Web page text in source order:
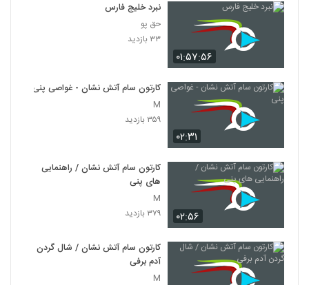
۰۱:۵۷:۵۶
نبرد خلیج فارس
حق پو
۳۳ بازدید
۰۲:۳۱
کارتون سام آتش نشان - غواصی پنی
M
۳۵۹ بازدید
۰۲:۵۶
کارتون سام آتش نشان / راهنمایی
های پنی
M
۳۷۹ بازدید
کارتون سام آتش نشان / شال گردن
آدم برفی
M